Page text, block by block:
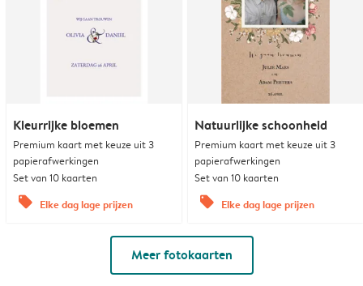
Kleurrijke bloemen
Premium kaart met keuze uit 3
papierafwerkingen
Set van 10 kaarten
offers Elke dag lage prijzen
Natuurlijke schoonheid
Premium kaart met keuze uit 3
papierafwerkingen
Set van 10 kaarten
offers Elke dag lage prijzen
Meer fotokaarten